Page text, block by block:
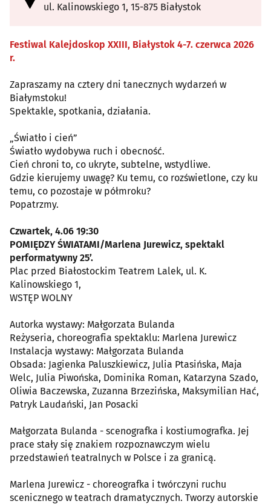
ul. Kalinowskiego 1, 15-875 Białystok
Festiwal Kalejdoskop XXIII, Białystok 4-7. czerwca 2026
r.
Zapraszamy na cztery dni tanecznych wydarzeń w
Białymstoku!
Spektakle, spotkania, działania.
„Światło i cień”
Światło wydobywa ruch i obecność.
Cień chroni to, co ukryte, subtelne, wstydliwe.
Gdzie kierujemy uwagę? Ku temu, co rozświetlone, czy ku
temu, co pozostaje w półmroku?
Popatrzmy.
Czwartek, 4.06 19:30
POMIĘDZY ŚWIATAMI/Marlena Jurewicz, spektakl
performatywny 25’.
Plac przed Białostockim Teatrem Lalek, ul. K.
Kalinowskiego 1,
WSTĘP WOLNY
Autorka wystawy: Małgorzata Bulanda
Reżyseria, choreografia spektaklu: Marlena Jurewicz
Instalacja wystawy: Małgorzata Bulanda
Obsada: Jagienka Paluszkiewicz, Julia Ptasińska, Maja
Welc, Julia Piwońska, Dominika Roman, Katarzyna Szado,
Oliwia Baczewska, Zuzanna Brzezińska, Maksymilian Hać,
Patryk Laudański, Jan Posacki
Małgorzata Bulanda - scenografka i kostiumografka. Jej
prace stały się znakiem rozpoznawczym wielu
przedstawień teatralnych w Polsce i za granicą.
Marlena Jurewicz - choreografka i twórczyni ruchu
scenicznego w teatrach dramatycznych. Tworzy autorskie